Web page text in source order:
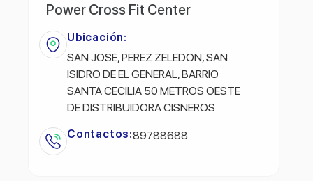
Power Cross Fit Center
Ubicación:
SAN JOSE, PEREZ ZELEDON, SAN
ISIDRO DE EL GENERAL, BARRIO
SANTA CECILIA 50 METROS OESTE
DE DISTRIBUIDORA CISNEROS
Contactos:89788688